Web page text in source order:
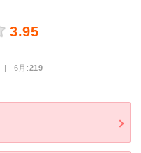
3.95
| 6月:219